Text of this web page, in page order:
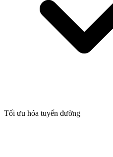
Tối ưu hóa tuyến đường